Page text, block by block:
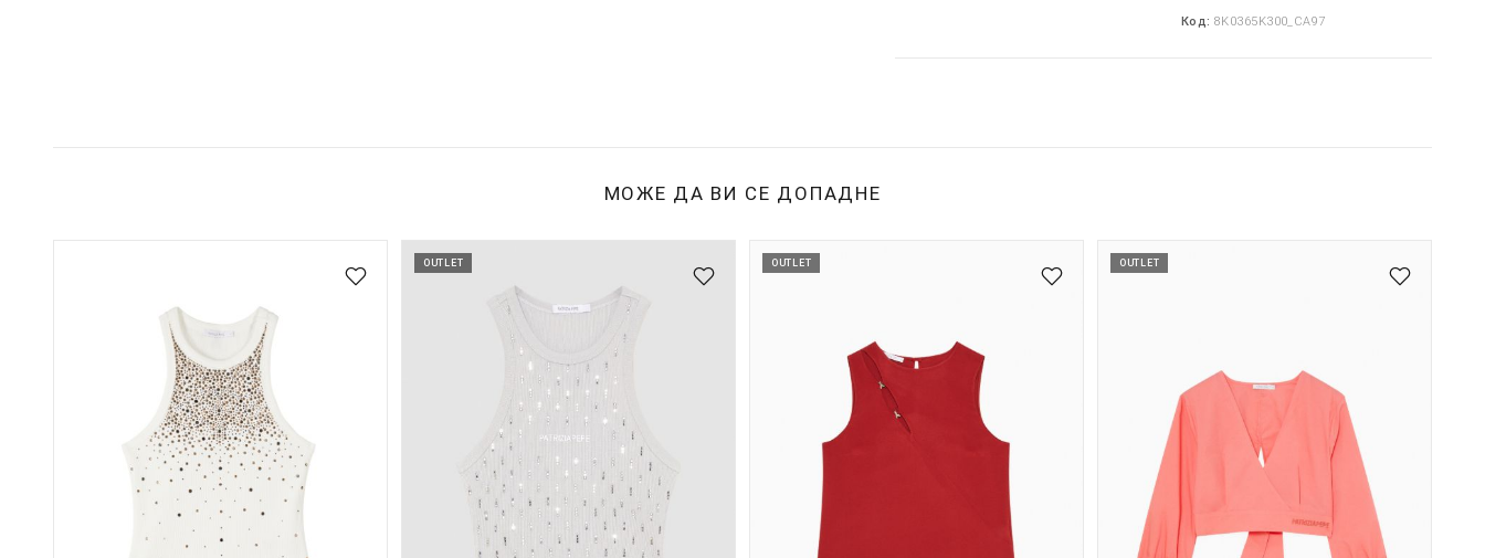
Код: 8K0365K300_CA97
МОЖЕ ДА ВИ СЕ ДОПАДНЕ
OUTLET OUTLET OUTLET